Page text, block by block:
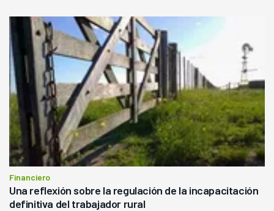
Financiero
Una reflexión sobre la regulación de la incapacitación
definitiva del trabajador rural